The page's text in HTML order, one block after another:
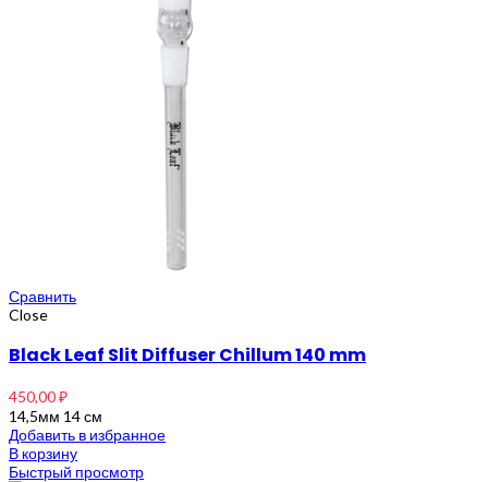
Сравнить
Close
Black Leaf Slit Diffuser Chillum 140 mm
450,00₽
14,5мм 14 см
Добавить в избранное
В корзину
Быстрый просмотр